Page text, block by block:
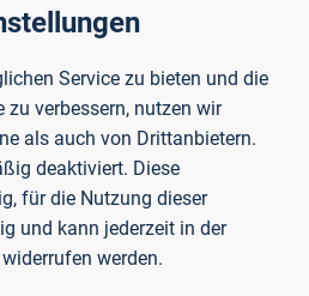
über elektromagnetische
diese Kenntnisse auf ihre eigenen
für Elektronik in
Service zu bieten und die
zu verbessern, nutzen wir
als auch von Drittanbietern.
deaktiviert. Diese
für die Nutzung dieser
und kann jederzeit in der
widerrufen werden.